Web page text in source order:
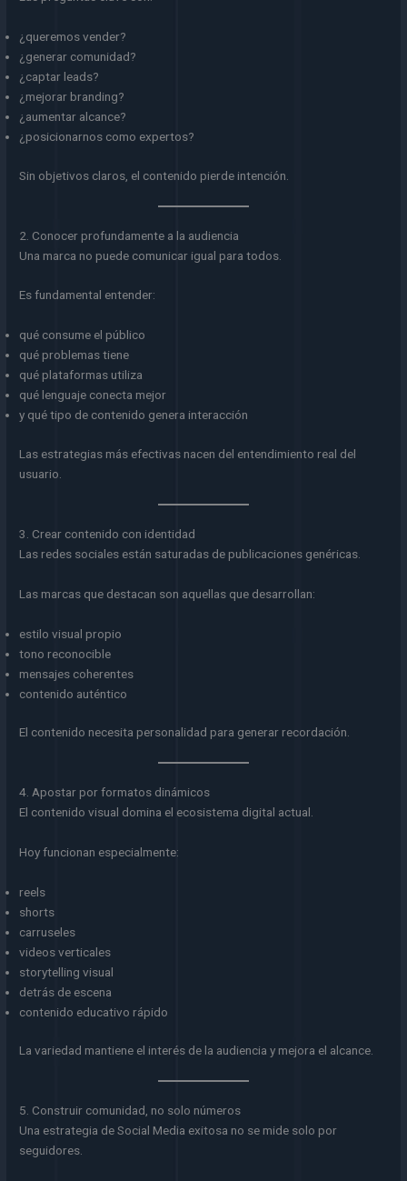
¿queremos vender?
¿generar comunidad?
¿captar leads?
¿mejorar branding?
¿aumentar alcance?
¿posicionarnos como expertos?
Sin objetivos claros, el contenido pierde intención.
2. Conocer profundamente a la audiencia
Una marca no puede comunicar igual para todos.
Es fundamental entender:
qué consume el público
qué problemas tiene
qué plataformas utiliza
qué lenguaje conecta mejor
y qué tipo de contenido genera interacción
Las estrategias más efectivas nacen del entendimiento real del
usuario.
3. Crear contenido con identidad
Las redes sociales están saturadas de publicaciones genéricas.
Las marcas que destacan son aquellas que desarrollan:
estilo visual propio
tono reconocible
mensajes coherentes
contenido auténtico
El contenido necesita personalidad para generar recordación.
4. Apostar por formatos dinámicos
El contenido visual domina el ecosistema digital actual.
Hoy funcionan especialmente:
reels
shorts
carruseles
videos verticales
storytelling visual
detrás de escena
contenido educativo rápido
La variedad mantiene el interés de la audiencia y mejora el alcance.
5. Construir comunidad, no solo números
Una estrategia de Social Media exitosa no se mide solo por
seguidores.